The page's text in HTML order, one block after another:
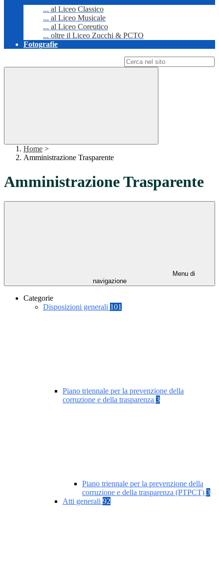
... al Liceo Classico
... al Liceo Musicale
... al Liceo Coreutico
... oltre il Liceo Zucchi & PCTO
Fotografie
Home >
Amministrazione Trasparente
Amministrazione Trasparente
Menu di
navigazione
Categorie
Disposizioni generali 101
Piano triennale per la prevenzione della
corruzione e della trasparenza 3
Piano triennale per la prevenzione della
corruzione e della trasparenza (PTPCT) 3
Atti generali 92